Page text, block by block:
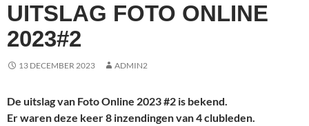
UITSLAG FOTO ONLINE
2023#2
13 DECEMBER 2023 ADMIN2
De uitslag van Foto Online 2023 #2 is bekend.
Er waren deze keer 8 inzendingen van 4 clubleden.